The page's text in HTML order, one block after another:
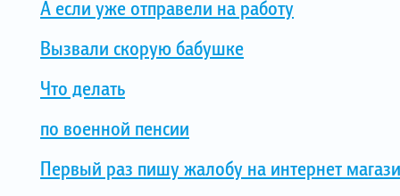
А если уже отправели на работу
Вызвали скорую бабушке
Что делать
по военной пенсии
Первый раз пишу жалобу на интернет